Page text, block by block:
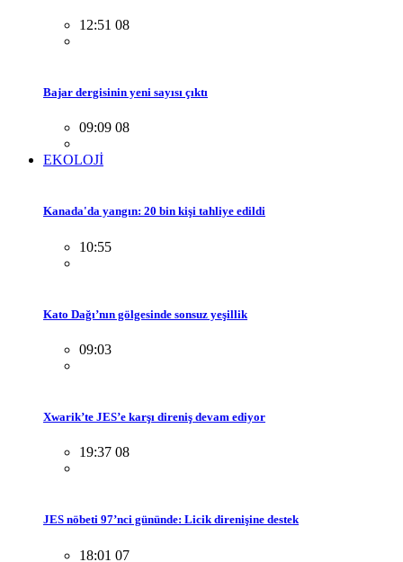
12:51 08
Bajar dergisinin yeni sayısı çıktı
09:09 08
EKOLOJİ
Kanada'da yangın: 20 bin kişi tahliye edildi
10:55
Kato Dağı’nın gölgesinde sonsuz yeşillik
09:03
Xwarik’te JES’e karşı direniş devam ediyor
19:37 08
JES nöbeti 97’nci gününde: Licik direnişine destek
18:01 07